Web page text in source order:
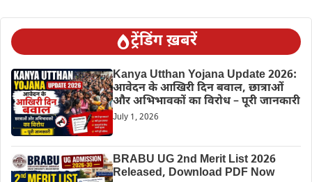
ट्रेंडिंग ख़बरें
Kanya Utthan Yojana Update 2026:
आवेदन के आखिरी दिन बवाल, छात्राओं
और अभिभावकों का विरोध – पूरी जानकारी
July 1, 2026
BRABU UG 2nd Merit List 2026
Released, Download PDF Now